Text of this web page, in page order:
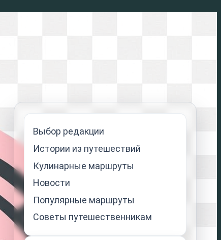
Выбор редакции
Истории из путешествий
Кулинарные маршруты
Новости
Популярные маршруты
Советы путешественникам